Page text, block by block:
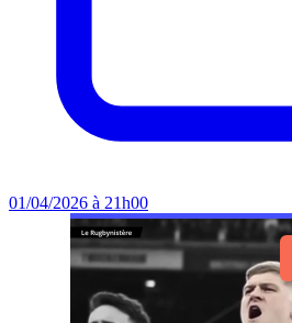
01/04/2026 à 21h00